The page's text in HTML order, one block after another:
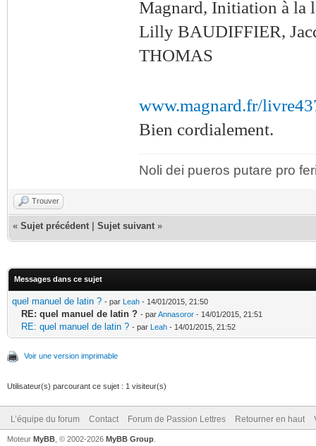
Magnard, Initiation à la
Lilly BAUDIFFIER,
THOMAS
www.magnard.fr/
Bien cordialement.
Noli dei pueros putare pro
Trouver
« Sujet précédent Sujet suivant »
Messages dans ce sujet
quel manuel de latin ? - par Leah - 14/01/2015, 21:50
RE: quel manuel de latin ? - parAnnasoror - 14/01/2015, 21:51
RE: quel manuel de latin ? - par Leah - 14/01/2015, 21:52
Voir une version imprimable
Utilisateur(s) parcourant ce sujet : 1 visiteur(s)
L’équipe du forum Contact Forum de Passion Lettres Retourner en haut
Moteur MyBB , © 2002-2026 MyBB Group